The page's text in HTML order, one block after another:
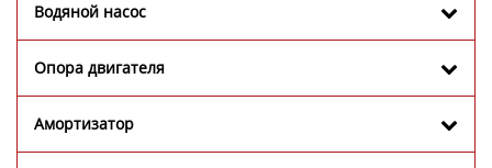
Водяной насос
Опора двигателя
Амортизатор